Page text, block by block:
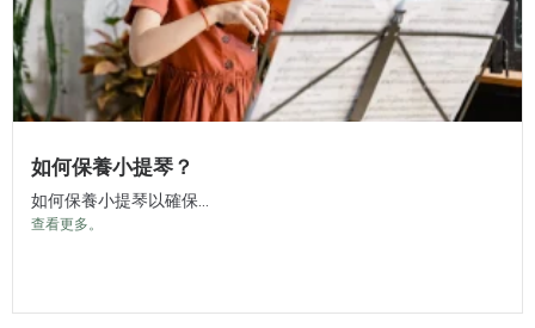
如何保養小提琴？
如何保養小提琴以確保...
查看更多。